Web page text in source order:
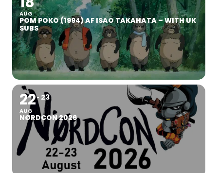
AUG
POM POKO (1994) AF ISAO TAKAHATA – WITH UK
SUBS
22
AUG
23
NØRDCON 2026